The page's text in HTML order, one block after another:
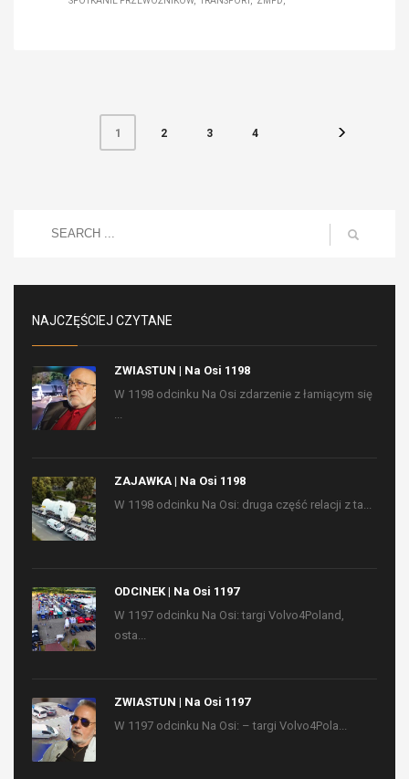
1 2 3 4
NAJCZĘŚCIEJ CZYTANE
ZWIASTUN | Na Osi 1198
W 1198 odcinku Na Osi zdarzenie z łamiącym się
ZAJAWKA | Na Osi 1198
W 1198 odcinku Na Osi: druga część relacji z ta...
ODCINEK | Na Osi 1197
W 1197 odcinku Na Osi: targi Volvo4Poland,
osta...
ZWIASTUN | Na Osi 1197
W 1197 odcinku Na Osi: – targi Volvo4Pola...